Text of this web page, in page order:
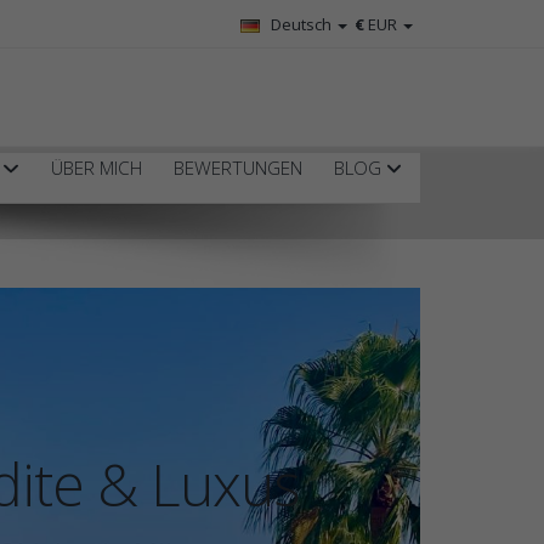
€ EUR
Deutsch
ÜBER MICH BEWERTUNGEN BLOG
& Luxus